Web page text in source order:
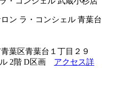
葉区青葉台１丁目２９
2階 D区画 アクセス詳